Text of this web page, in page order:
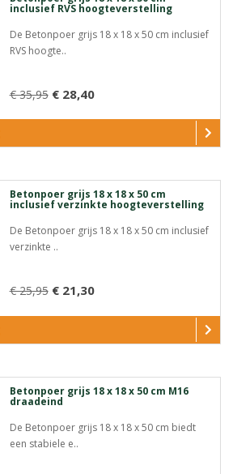
inclusief RVS hoogteverstelling
De Betonpoer grijs 18 x 18 x 50 cm inclusief
RVS hoogte..
€ 35,95 € 28,40
Betonpoer grijs 18 x 18 x 50 cm
inclusief verzinkte hoogteverstelling
De Betonpoer grijs 18 x 18 x 50 cm inclusief
verzinkte ..
€ 25,95 € 21,30
Betonpoer grijs 18 x 18 x 50 cm M16
draadeind
De Betonpoer grijs 18 x 18 x 50 cm biedt
een stabiele e..